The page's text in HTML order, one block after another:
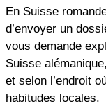
En Suisse
d’envoyer un
vous demande
Suisse
et selon l’endroit
habitudes locales.